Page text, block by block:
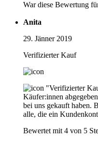
War diese Bewertung
Anita
29. Jänner 2019
Verifizierter Kauf
"Verifizierter
Käufer:innen
bei uns gekauft haben.
alle, die ein
Bewertet mit 4 von 5